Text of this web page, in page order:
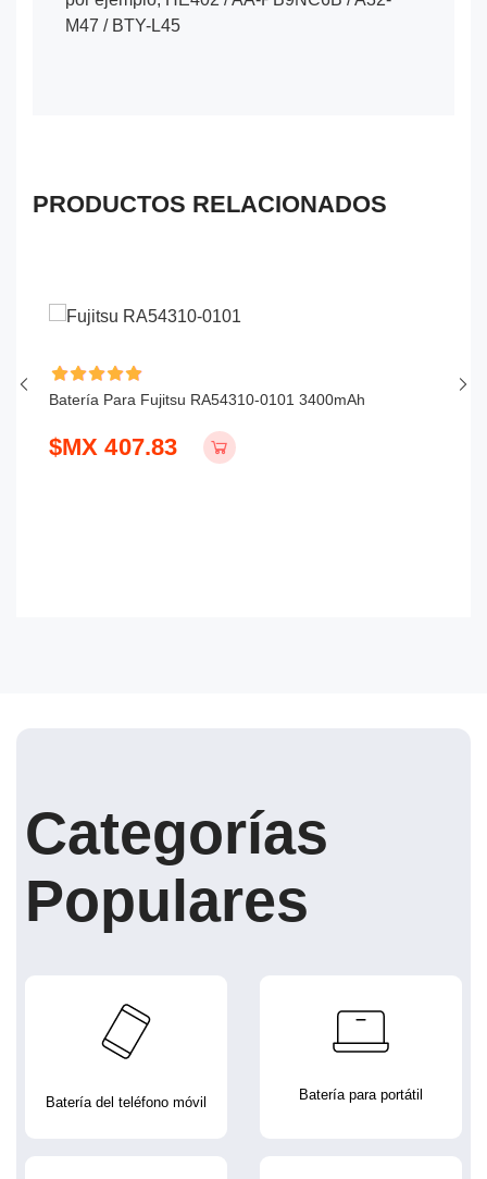
M47 / BTY-L45
PRODUCTOS RELACIONADOS
Batería Para Fujitsu RA54310-0101 3400mAh
$MX 407.83
Categorías
Populares
Batería del teléfono móvil Batería para portátil